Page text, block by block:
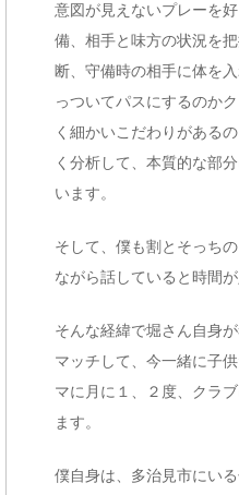
意図が見えないプレーを
備、相手と味方の状況を
断、守備時の相手に体を
っついてパスにするのか
く細かいこだわりがある
く分析して、本質的な部
います。
そして、僕も割とそっち
ながら話していると時間が
そんな経緯で堀さん自身
マッチして、今一緒に子
マに月に１、２度、クラ
ます。
僕自身は、多治見市にい